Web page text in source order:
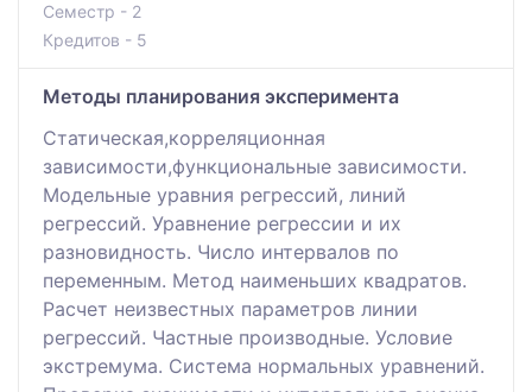
Семестр - 2
Кредитов - 5
Методы планирования эксперимента
Статическая,корреляционная
зависимости,функциональные зависимости.
Модельные уравния регрессий, линий
регрессий. Уравнение регрессии и их
разновидность. Число интервалов по
переменным. Метод наименьших квадратов.
Расчет неизвестных параметров линии
регрессий. Частные производные. Условие
экстремума. Система нормальных уравнений.